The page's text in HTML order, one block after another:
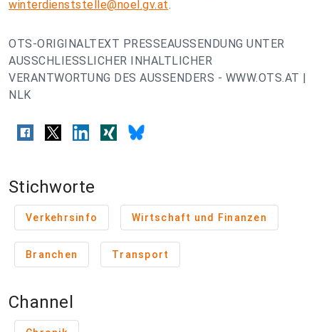
winterdienststelle@noel.gv.at.
OTS-ORIGINALTEXT PRESSEAUSSENDUNG UNTER
AUSSCHLIESSLICHER INHALTLICHER
VERANTWORTUNG DES AUSSENDERS - WWW.OTS.AT |
NLK
Stichworte
Verkehrsinfo Wirtschaft und Finanzen
Branchen Transport
Channel